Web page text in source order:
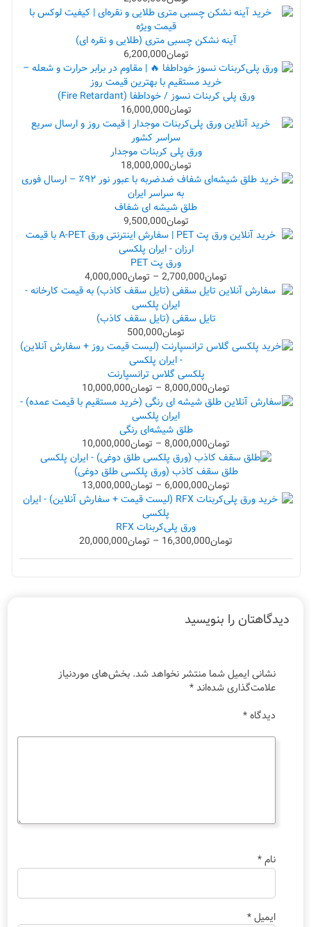
آینه نشکن چسبی متری (طلایی و نقره ای)
تومان6,200,000
ورق پلی کربنات نسوز / خوداطفا (Fire Retardant)
تومان16,000,000
ورق پلی کربنات موجدار
تومان18,000,000
طلق شیشه ای شفاف
تومان9,500,000
ورق پت PET
تومان2,700,000
– تومان4,000,000
تایل سقفی (تایل سقف کاذب)
تومان500,000
پلکسی گلاس ترانسپارنت
تومان8,000,000
– تومان10,000,000
طلق شیشه‌ای رنگی
تومان8,000,000
– تومان10,000,000
طلق سقف کاذب (ورق پلکسی طلق دوغی)
تومان6,000,000
– تومان13,000,000
ورق پلی‌کربنات RFX
تومان16,300,000
– تومان20,000,000
دیدگاهتان را بنویسید
نشانی ایمیل شما منتشر نخواهد شد. بخش‌های موردنیاز
علامت‌گذاری شده‌اند*
دیدگاه*
نام*
ایمیل*